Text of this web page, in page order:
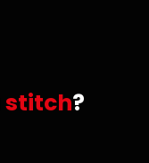
stitch?